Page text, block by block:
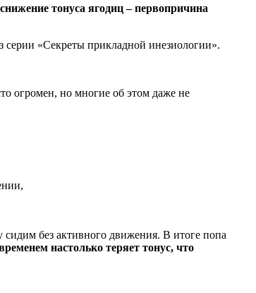
тонуса ягодиц – первопричина
«Секреты прикладной инезиологии».
огромен, но многие об этом даже не
без активного движения. В итоге попа
настолько теряет тонус, что